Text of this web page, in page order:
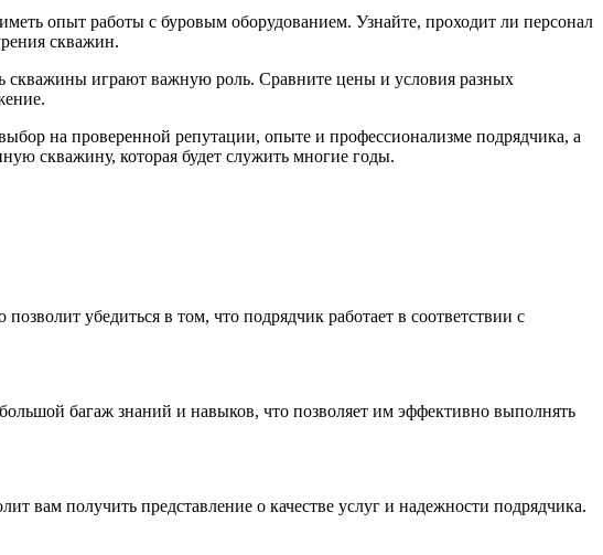
опыт работы с буровым оборудованием. Узнайте, проходит ли персонал
скважин.
скважины играют важную роль. Сравните цены и условия разных
на проверенной репутации, опыте и профессионализме подрядчика, а
скважину, которая будет служить многие годы.
убедиться в том, что подрядчик работает в соответствии с
багаж знаний и навыков, что позволяет им эффективно выполнять
вам получить представление о качестве услуг и надежности подрядчика.